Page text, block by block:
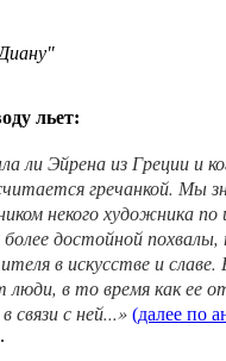
льет:
ли Эйрена из Греции и
гречанкой. Мы
некого художника
достойной похвалы,
в искусстве и
в то время как ее
связи с ней...» (далее по